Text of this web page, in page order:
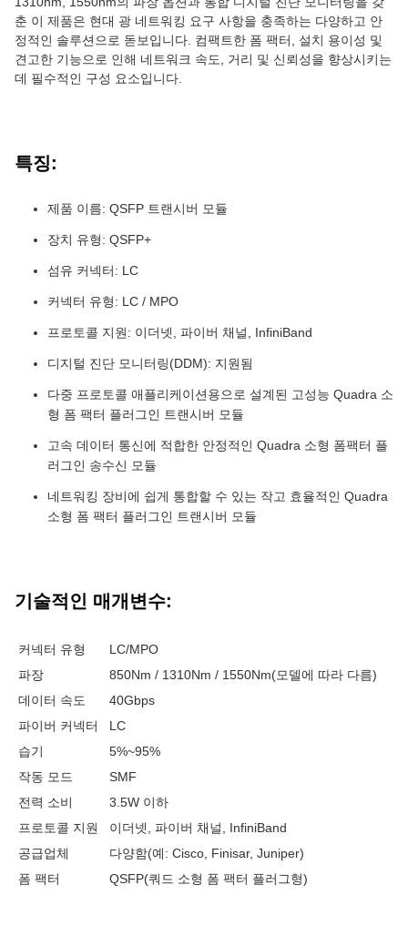
춘 이 제품은 현대 광 네트워킹 요구 사항을 충족하는 다양하고 안
정적인 솔루션으로 돋보입니다. 컴팩트한 폼 팩터, 설치 용이성 및
견고한 기능으로 인해 네트워크 속도, 거리 및 신뢰성을 향상시키는
데 필수적인 구성 요소입니다.
특징:
제품 이름: QSFP 트랜시버 모듈
장치 유형: QSFP+
섬유 커넥터: LC
커넥터 유형: LC / MPO
프로토콜 지원: 이더넷, 파이버 채널, InfiniBand
디지털 진단 모니터링(DDM): 지원됨
다중 프로토콜 애플리케이션용으로 설계된 고성능 Quadra 소
형 폼 팩터 플러그인 트랜시버 모듈
고속 데이터 통신에 적합한 안정적인 Quadra 소형 폼팩터 플
러그인 송수신 모듈
네트워킹 장비에 쉽게 통합할 수 있는 작고 효율적인 Quadra
소형 폼 팩터 플러그인 트랜시버 모듈
기술적인 매개변수:
커넥터 유형
LC/MPO
파장
850Nm / 1310Nm / 1550Nm(모델에 따라 다름)
데이터 속도
40Gbps
파이버 커넥터
LC
습기
5%~95%
작동 모드
SMF
전력 소비
3.5W 이하
프로토콜 지원
이더넷, 파이버 채널, InfiniBand
공급업체
다양함(예: Cisco, Finisar, Juniper)
폼 팩터
QSFP(쿼드 소형 폼 팩터 플러그형)